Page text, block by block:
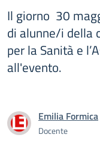
Il giorno 30
di alunne/i della
per la Sanità e
all'evento.
Emilia Formica
Docente